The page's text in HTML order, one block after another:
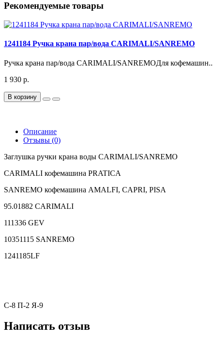
Рекомендуемые товары
1241184 Ручка крана пар/вода CARIMALI/SANREMO
Ручка крана пар/вода CARIMALI/SANREMOДля кофемашин..
1 930 р.
В корзину
Описание
Отзывы (0)
Заглушка ручки крана воды CARIMALI/SANREMO
CARIMALI кофемашина PRATICA
SANREMO кофемашина AMALFI, CAPRI, PISA
95.01882 CARIMALI
111336 GEV
10351115 SANREMO
1241185LF
С-8 П-2 Я-9
Написать отзыв